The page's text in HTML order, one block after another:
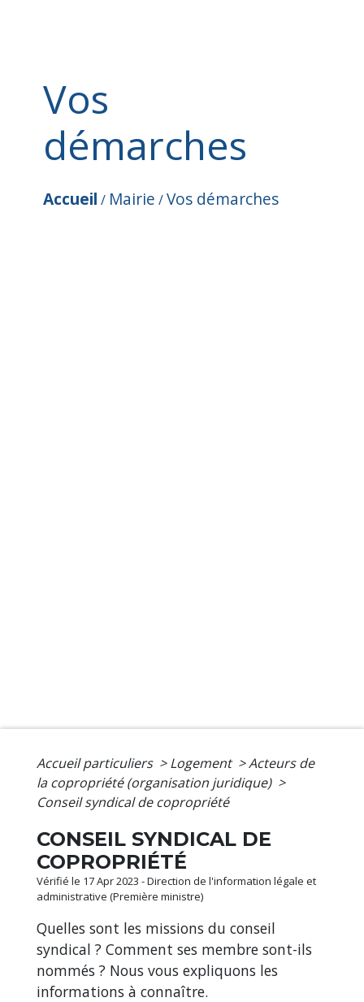
Vos
démarches
Accueil / Mairie /Vos démarches
Accueil particuliers > Logement >Acteurs de
la copropriété (organisation juridique) >
Conseil syndical de copropriété
CONSEIL SYNDICAL DE
COPROPRIÉTÉ
Vérifié le 17 Apr 2023 - Direction de l'information légale et
administrative (Première ministre)
Quelles sont les missions du conseil
syndical ? Comment ses membre sont-ils
nommés ? Nous vous expliquons les
informations à connaître.